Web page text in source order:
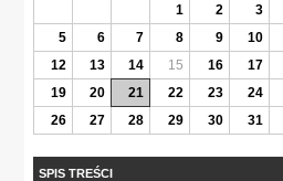
1
2 3
5
6 7 8 9 10
12
13 14 15 16 17
19
20 21 22 23 24
26
27 28 29 30 31
SPIS TREŚCI